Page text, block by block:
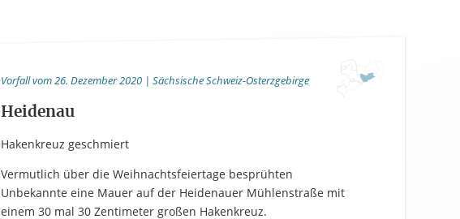
Vorfall vom 26. Dezember 2020 | Sächsische Schweiz-Osterzgebirge
Heidenau
Hakenkreuz geschmiert
Vermutlich über die Weihnachtsfeiertage besprühten
Unbekannte eine Mauer auf der Heidenauer Mühlenstraße mit
einem 30 mal 30 Zentimeter großen Hakenkreuz.